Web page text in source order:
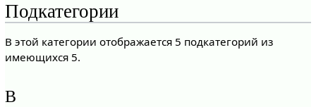
Подкатегории
В этой категории отображается 5 подкатегорий из
имеющихся 5.
В